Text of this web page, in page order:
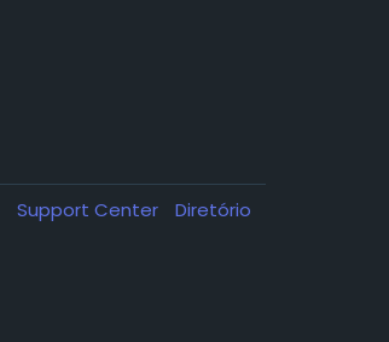
Support Center Diretório